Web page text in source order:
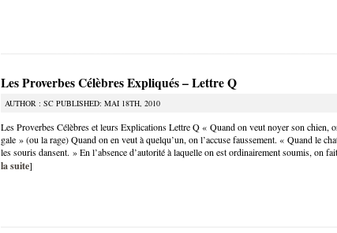
Les Proverbes Célèbres Expliqués – Lettre Q
AUTHOR : SC PUBLISHED: MAI 18TH, 2010
Les Proverbes Célèbres et leurs Explications Lettre Q « Quand on veut noyer son chien,
gale » (ou la rage) Quand on en veut à quelqu’un, on l’accuse faussement. « Quand le
les souris dansent. » En l’absence d’autorité à laquelle on est ordinairement soumis, on
la suite]